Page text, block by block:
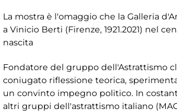
La mostra è l'omaggio che la Galleria
a Vinicio Berti (Firenze, 1921.2021) nel
nascita
Fondatore del gruppo dell'Astrattismo
coniugato riflessione teorica,
un convinto impegno politico. In
altri gruppi dell'astrattismo italiano